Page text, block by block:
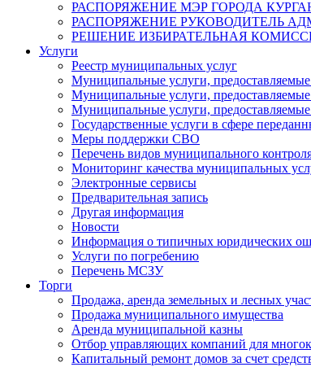
РАСПОРЯЖЕНИЕ МЭР ГОРОДА
РАСПОРЯЖЕНИЕ РУКОВОДИТЕЛЬ
РЕШЕНИЕ ИЗБИРАТЕЛЬНАЯ
Услуги
Реестр муниципальных услуг
Муниципальные услуги,
Муниципальные услуги, предоставляемые
Муниципальные услуги,
Государственные услуги в сфере
Меры поддержки СВО
Перечень видов муниципального
Мониторинг качества муниципальных
Электронные сервисы
Предварительная запись
Другая информация
Новости
Информация о типичных юридических
Услуги по погребению
Перечень МСЗУ
Торги
Продажа, аренда земельных и лесных
Продажа муниципального имущества
Аренда муниципальной казны
Отбор управляющих компаний для
Капитальный ремонт домов за счет